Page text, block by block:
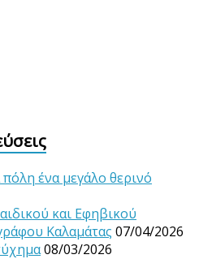
ένα μεγάλο θερινό
και Εφηβικού
Καλαμάτας 07/04/2026
08/03/2026